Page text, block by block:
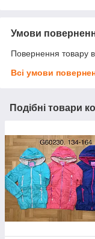
Умови
Повернення товару
Всі умови
Подібні товари